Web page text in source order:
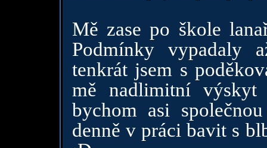
Mě zase po škole
Podmínky vypadaly
tenkrát jsem s
mě nadlimitní
bychom asi
denně v práci bavit s